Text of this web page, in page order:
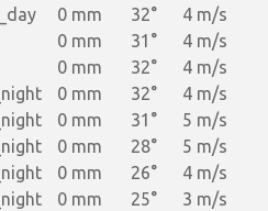
0 mm 32°
4 m/s
0 mm 31°
4 m/s
0 mm 32°
4 m/s
0 mm 32°
4 m/s
0 mm 31°
5 m/s
0 mm 28°
5 m/s
0 mm 26°
4 m/s
0 mm 25°
3 m/s